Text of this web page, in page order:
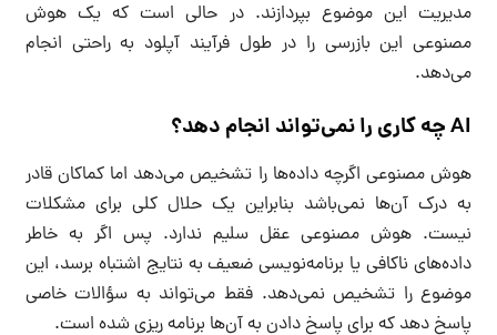
مدیریت این موضوع بپردازند. در حالی است که یک هوش
مصنوعی این بازرسی را در طول فرآیند آپلود به راحتی انجام
می‌دهد.
AI چه کاری را نمی‌تواند انجام دهد؟
هوش مصنوعی اگرچه داده‌ها را تشخیص می‌دهد اما کماکان قادر
به درک آن‌ها نمی‌باشد بنابراین یک حلال کلی برای مشکلات
نیست. هوش مصنوعی عقل سلیم ندارد. پس اگر به خاطر
داده‌های ناکافی یا برنامه‌نویسی ضعیف به نتایج اشتباه برسد، این
موضوع را تشخیص نمی‌دهد. فقط می‌تواند به سؤالات خاصی
پاسخ دهد که برای پاسخ دادن به آن‌ها برنامه ریزی شده است.